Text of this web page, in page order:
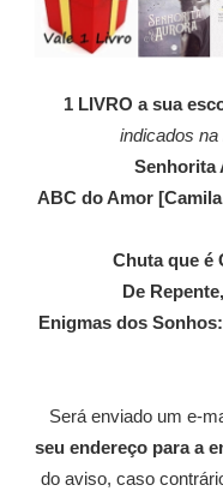
1 LIVRO a sua
indicados
Senhorita
ABC do Amor
Chuta que é
De
Enigmas dos
Será enviado um e-
seu endereço para a
do aviso, caso